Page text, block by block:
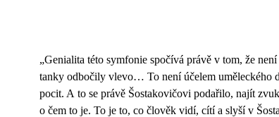
„Genialita této symfonie spočívá právě v tom, že
tanky odbočily vlevo… To není účelem uměleckého
pocit. A to se právě Šostakovičovi podařilo, najít
o čem to je. To je to, co člověk vidí, cítí a slyší v